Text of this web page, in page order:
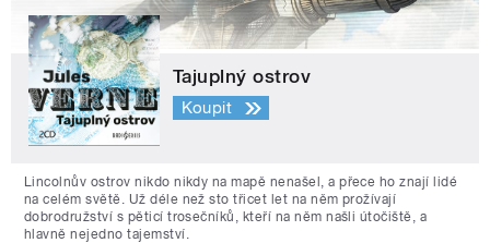
Tajuplný ostrov
Koupit
Lincolnův ostrov nikdo nikdy na mapě nenašel, a přece ho znají lidé
na celém světě. Už déle než sto třicet let na něm prožívají
dobrodružství s pěticí trosečníků, kteří na něm našli útočiště, a
hlavně nejedno tajemství.